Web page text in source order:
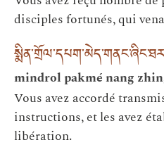
disciples fortunés, qui
mindrol pakmé nang
Vous avez accordé
instructions, et les avez
libération.